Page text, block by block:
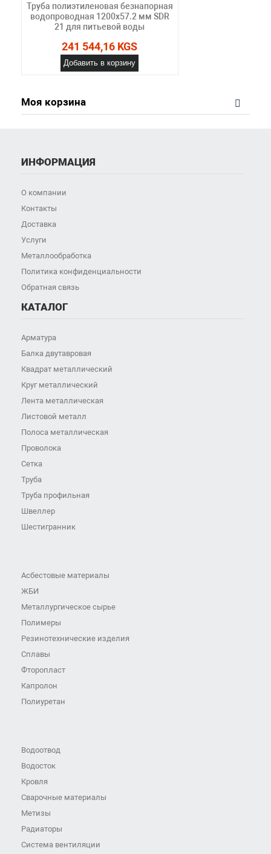
Труба полиэтиленовая безнапорная
водопроводная 1200х57.2 мм SDR
21 для питьевой воды
241 544,16 KGS
Добавить в корзину
Моя корзина
ИНФОРМАЦИЯ
О компании
Контакты
Доставка
Услуги
Металлообработка
Политика конфиденциальности
Обратная связь
КАТАЛОГ
Арматура
Балка двутавровая
Квадрат металлический
Круг металлический
Лента металлическая
Листовой металл
Полоса металлическая
Проволока
Сетка
Труба
Труба профильная
Швеллер
Шестигранник
Асбестовые материалы
ЖБИ
Металлургическое сырье
Полимеры
Резинотехнические изделия
Сплавы
Фторопласт
Капролон
Полиуретан
Водоотвод
Водосток
Кровля
Сварочные материалы
Метизы
Радиаторы
Система вентиляции